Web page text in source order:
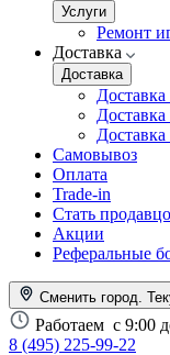
Услуги
Ремонт
Доставка
Доставка
Самовывоз
Оплата
Trade-in
Стать
Акции
Реферальные
Сменить город.
Работаем с 9:00
8 (495) 225-99-22